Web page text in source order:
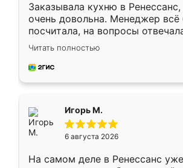
Заказывала кухню в Ренессанс,
очень довольна. Менеджер всё
посчитала, на вопросы
Замерщик приехал в субботу,
делу со всей
за день, ребята работали
Читать полностью
Игорь М.
6 августа 2026
На самом деле в Ренессанс